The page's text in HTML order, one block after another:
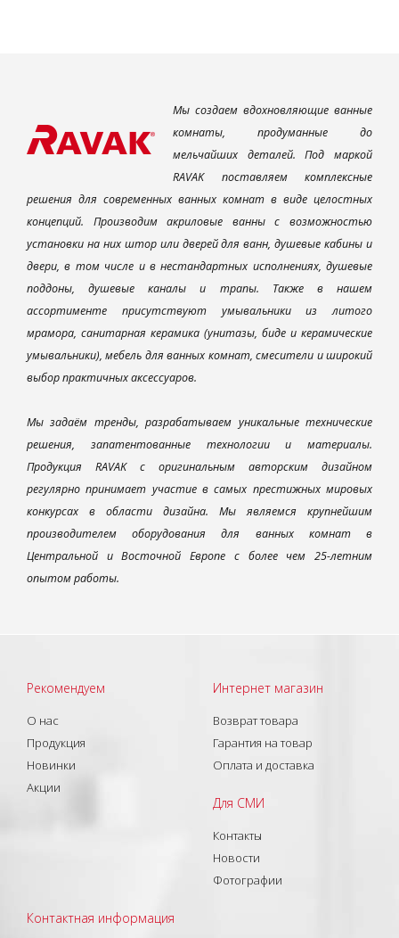
Мы создаем вдохновляющие ванные
комнаты, продуманные до
мельчайших деталей. Под маркой
RAVAK поставляем комплексные
решения для современных ванных комнат в виде целостных
концепций. Производим акриловые ванны с возможностью
установки на них штор или дверей для ванн, душевые кабины и
двери, в том числе и в нестандартных исполнениях, душевые
поддоны, душевые каналы и трапы. Также в нашем
ассортименте присутствуют умывальники из литого
мрамора, санитарная керамика (унитазы, биде и керамические
умывальники), мебель для ванных комнат, смесители и широкий
выбор практичных аксессуаров.
Мы задаём тренды, разрабатываем уникальные технические
решения, запатентованные технологии и материалы.
Продукция RAVAK с оригинальным авторским дизайном
регулярно принимает участие в самых престижных мировых
конкурсах в области дизайна. Мы являемся крупнейшим
производителем оборудования для ванных комнат в
Центральной и Восточной Европе с более чем 25-летним
опытом работы.
Рекомендуем
О нас
Продукция
Новинки
Акции
Интернет магазин
Возврат товара
Гарантия на товар
Оплата и доставка
Для СМИ
Контакты
Новости
Фотографии
Контактная информация